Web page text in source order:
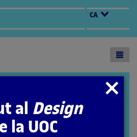
CA
Tancar
modal
al Design
la UOC